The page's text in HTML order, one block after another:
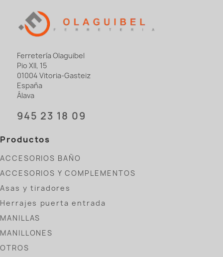
Ferretería Olaguibel
Pio XII, 15
01004 Vitoria-Gasteiz
España
Álava
945 23 18 09
Productos
ACCESORIOS BAÑO
ACCESORIOS Y COMPLEMENTOS
Asas y tiradores
Herrajes puerta entrada
MANILLAS
MANILLONES
OTROS